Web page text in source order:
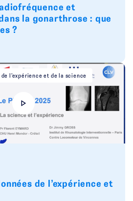
et
la gonarthrose : que
?
de l’expérience et de la science
de l’expérience et